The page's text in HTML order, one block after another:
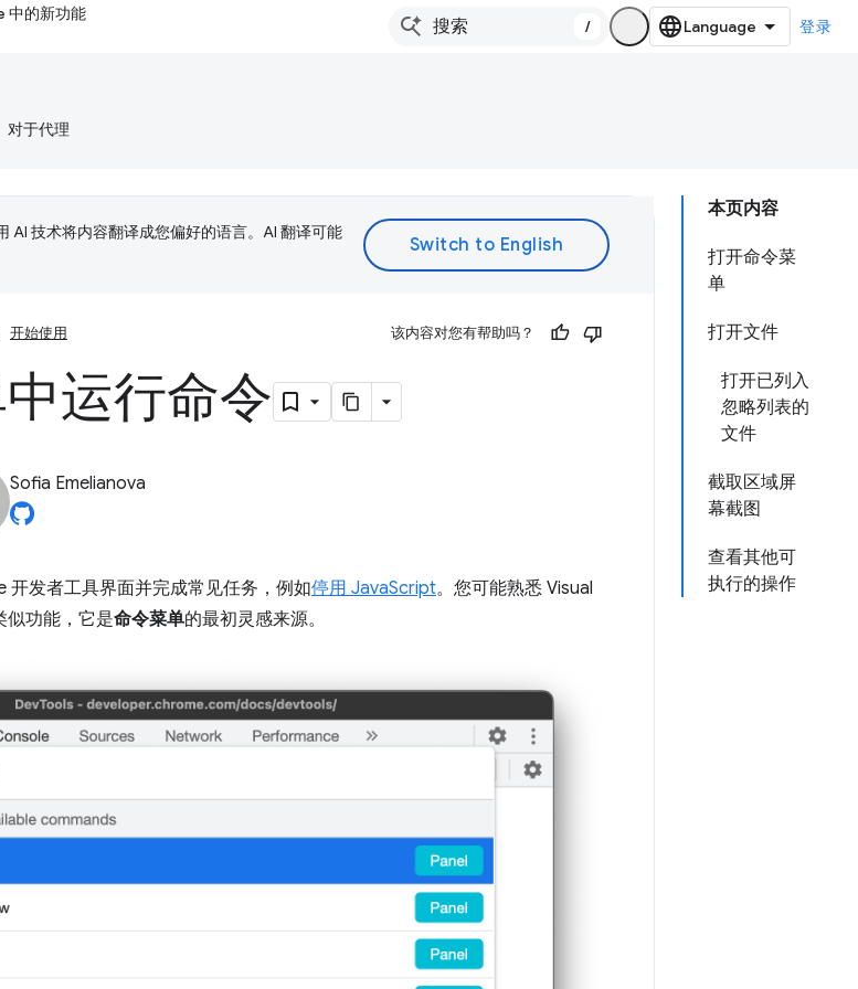
中的新功能
/ 登录
对于代理
本页内容
打开命令菜
单
打开文件
打开已列入
忽略列表的
文件
截取区域屏
幕截图
查看其他可
执行的操作
AI 技术将内容翻译成您偏好的语言。AI 翻译可能
开始使用 该内容对您有帮助吗？
运行命令
Sofia Emelianova
开发者工具界面并完成常见任务，例如停用 JavaScript。您可能熟悉 Visual
似功能，它是命令菜单的最初灵感来源。